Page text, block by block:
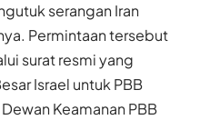
serangan Iran
Permintaan tersebut
surat resmi yang
Israel untuk PBB
Keamanan PBB